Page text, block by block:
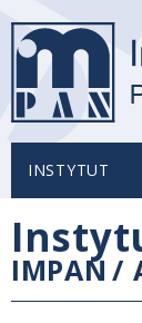
INSTYTUT
IMPAN /